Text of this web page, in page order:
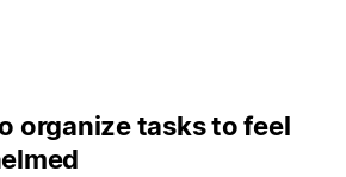
organize tasks to feel